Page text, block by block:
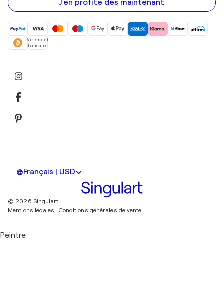
mail
J'en profite dès maintenant
Virement
bancaire
Français | USD
© 2026 Singulart
Mentions légales. Conditions générales de vente
Peintre